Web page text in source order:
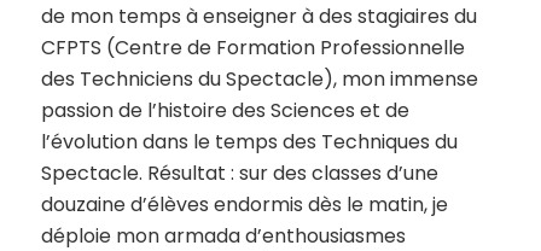
de mon temps à enseigner à des stagiaires du
CFPTS (Centre de Formation Professionnelle
des Techniciens du Spectacle), mon immense
passion de l’histoire des Sciences et de
l’évolution dans le temps des Techniques du
Spectacle. Résultat : sur des classes d’une
douzaine d’élèves endormis dès le matin, je
déploie mon armada d’enthousiasmes